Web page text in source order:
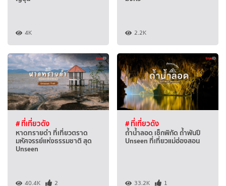
4K 2.2K
# ที่เที่ยวดัง
หาดทรายดำ ที่เที่ยวตราด
มหัศจรรย์แห่งธรรมชาติ สุด
Unseen
40.4K 2
# ที่เที่ยวดัง
ถ้ำน้ำลอด เช็กพิกัด ถ้ำพันปี
Unseen ที่เที่ยวแม่ฮ่องสอน
33.2K 1